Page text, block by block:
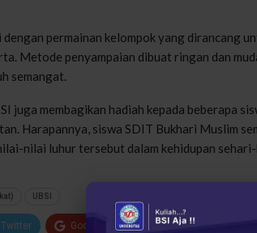
dengan permainan kelompokyang dirancang
. Metode penyampaian dibuat ringan dan
semangat.
juga membagikan hadiah kepada beberapa
. Harapannya, siswa SDIT Bukhari Muslim
nilai luhur tersebut dalam kehidupan
UBSI
Twitter Google+ ReddIt